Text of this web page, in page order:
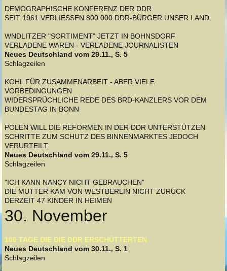
DEMOGRAPHISCHE KONFERENZ DER DDR
SEIT 1961 VERLIESSEN 800 000 DDR-BÜRGER UNSER LAND
WNDLITZER "SORTIMENT" JETZT IN BOHNSDORF
VERLADENE WAREN - VERLADENE JOURNALISTEN
Neues Deutschland vom 29.11., S. 5
Schlagzeilen
KOHL FÜR ZUSAMMENARBEIT - ABER VIELE
VORBEDINGUNGEN
WIDERSPRÜCHLICHE REDE DES BRD-KANZLERS VOR DEM
BUNDESTAG IN BONN
POLEN WILL DIE REFORMEN IN DER DDR UNTERSTÜTZEN
SCHRITTE ZUM SCHUTZ DES BINNENMARKTES JEDOCH
VERURTEILT
Neues Deutschland vom 29.11., S. 5
Schlagzeilen
"ICH KANN NANCY NICHT GEBRAUCHEN"
DIE MUTTER KAM VON WESTBERLIN NICHT ZURÜCK
DERZEIT 47 KINDER IN HEIMEN
30. November
100 TAGE DIE DIE DDR ERSCHÜTTERTEN
Neues Deutschland vom 30.11., S. 1
Schlagzeilen